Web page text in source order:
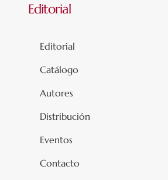
Editorial
Editorial
Catálogo
Autores
Distribución
Eventos
Contacto